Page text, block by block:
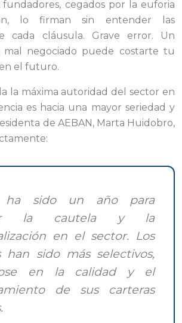
fundadores, cegados por la euforia
lo firman sin entender las
cada cláusula. Grave error. Un
mal negociado puede costarte tu
el futuro.
la máxima autoridad del sector en
es hacia una mayor seriedad y
de AEBAN, Marta Huidobro,
ha sido un año para
la cautela y la
en el sector. Los
han sido más selectivos,
en la calidad y el
de sus carteras